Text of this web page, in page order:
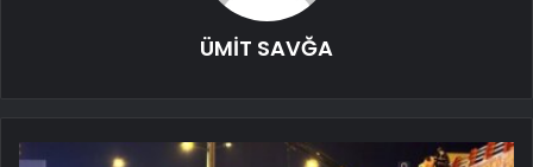
ÜMİT SAVĞA